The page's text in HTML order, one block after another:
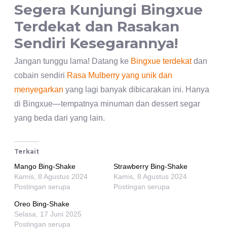
Segera Kunjungi Bingxue
Terdekat dan Rasakan
Sendiri Kesegarannya!
Jangan tunggu lama! Datang ke Bingxue terdekatdan
cobain sendiri Rasa Mulberry yang unik dan
menyegarkan yang lagi banyak dibicarakan ini. Hanya
di Bingxue—tempatnya minuman dan dessert segar
yang beda dari yang lain.
Terkait
Mango Bing-Shake
Kamis, 8 Agustus 2024
Postingan serupa
Strawberry Bing-Shake
Kamis, 8 Agustus 2024
Postingan serupa
Oreo Bing-Shake
Selasa, 17 Juni 2025
Postingan serupa